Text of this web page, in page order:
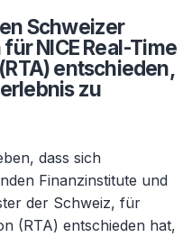
Schweizer
NICE Real-Time
entschieden,
zu
dass sich
Finanzinstitute und
der Schweiz, für
(RTA) entschieden hat,